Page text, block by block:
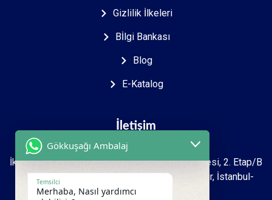
Gizlilik İlkeleri
Bİlgi Bankası
Blog
E-Katalog
İletişim
İkitelli O.S.B Mah. 2723. sokak İpkas Sanayi Sitesi, 2. Etap/B
Ada 7 Zemin 1.kat İşyeri No: 27-39 Başakşehir, İstanbul-
Türkiye
Gökkuşağı Ambalaj
Temsilci
Merhaba, Nasıl yardımcı